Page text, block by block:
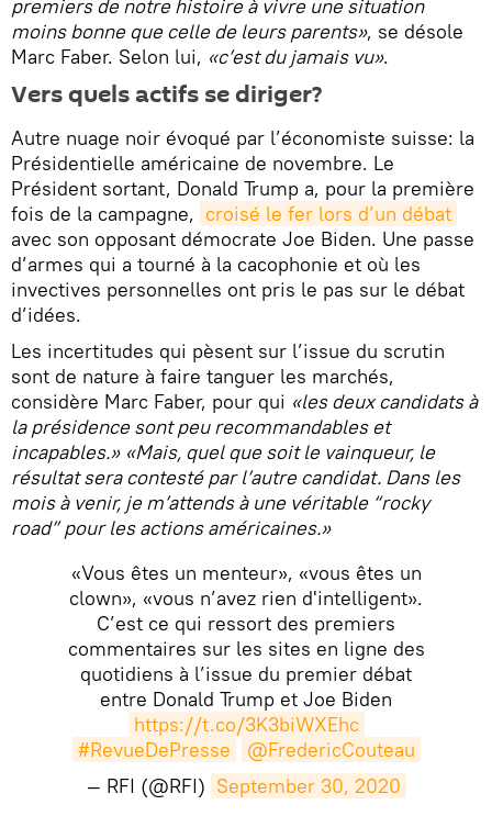
premiers de notre histoire à vivre une situation
moins bonne que celle de leurs parents», se désole
Marc Faber. Selon lui, «c’est du jamais vu».
Vers quels actifs se diriger?
Autre nuage noir évoqué par l’économiste suisse: la
Présidentielle américaine de novembre. Le
Président sortant, Donald Trump a, pour la première
fois de la campagne, croisé le fer lors d’un débat
avec son opposant démocrate Joe Biden. Une passe
d’armes qui a tourné à la cacophonie et où les
invectives personnelles ont pris le pas sur le débat
d’idées.
Les incertitudes qui pèsent sur l’issue du scrutin
sont de nature à faire tanguer les marchés,
considère Marc Faber, pour qui «les deux candidats à
la présidence sont peu recommandables et
incapables.» «Mais, quel que soit le vainqueur, le
résultat sera contesté par l’autre candidat. Dans les
mois à venir, je m’attends à une véritable “rocky
road” pour les actions américaines.»
«Vous êtes un menteur», «vous êtes un
clown», «vous n’avez rien d'intelligent».
C’est ce qui ressort des premiers
commentaires sur les sites en ligne des
quotidiens à l’issue du premier débat
entre Donald Trump et Joe Biden
https://t.co/3K3biWXEhc
#RevueDePresse
@FredericCouteau
— RFI (@RFI) September 30, 2020